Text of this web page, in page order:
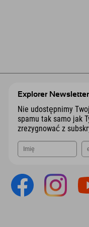
Explorer Newsletter
Nie udostępnimy
spamu tak samo jak
zrezygnować z